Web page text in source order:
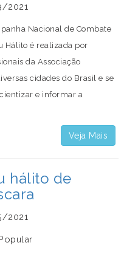
2021
Nacional de Combate
Hálito é realizada por
da Associação
cidades do Brasil e se
e informar a
Veja Mais
hálito de
2021